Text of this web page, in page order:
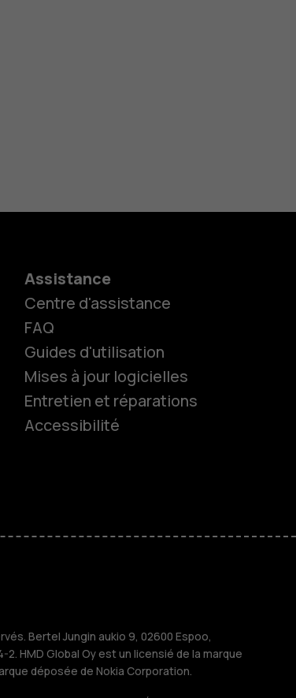
Assistance
Centre d'assistance
FAQ
Guides d'utilisation
Mises à jour logicielles
Entretien et réparations
Accessibilité
Bertel Jungin aukio 9, 02600 Espoo,
HMD Global Oy est un licensié de la marque
déposée de Nokia Corporation.